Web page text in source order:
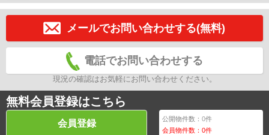
メールでお問い合わせする(無料)
電話でお問い合わせする
現況の確認はお気軽にお問い合わせください。
無料会員登録はこちら
会員登録 公開物件数：0件
会員物件数：0件